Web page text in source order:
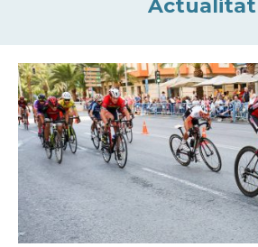
Actualitat